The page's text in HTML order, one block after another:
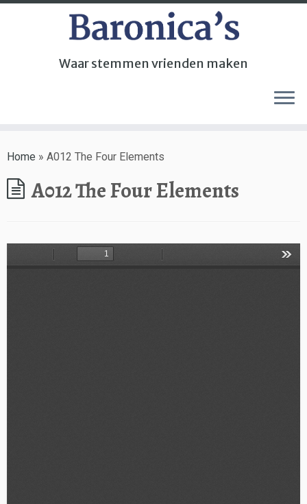
Waar stemmen vrienden maken
Home » A012 The Four Elements
A012 The Four Elements